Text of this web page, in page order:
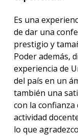
Es una
de dar una
prestigio y
Poder además,
experiencia de
del país en un
también una
con la
actividad
lo que